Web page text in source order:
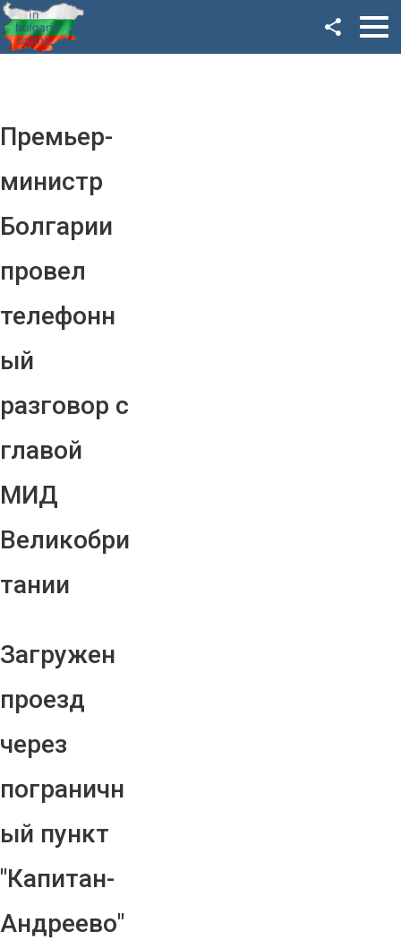
Премьер-
министр
Болгарии
провел
телефонн
ый
разговор с
главой
МИД
Великобри
тании
Загружен
проезд
через
пограничн
ый пункт
"Капитан-
Андреево"